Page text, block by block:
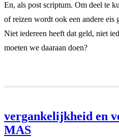
En, als post scriptum. Om deel te
of reizen wordt ook een andere eis
Niet iedereen heeft dat geld, niet
moeten we daaraan doen?
vergankelijkheid en
MAS